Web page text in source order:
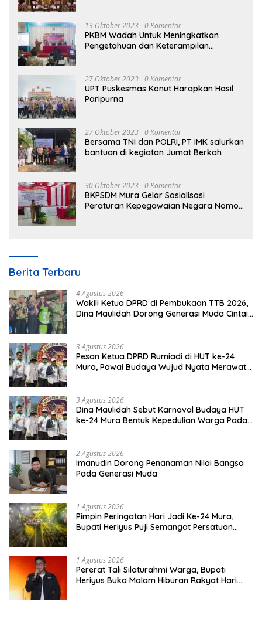
13 Oktober 2023 0 Komentar
PKBM Wadah Untuk Meningkatkan
Pengetahuan dan Keterampilan
27 Oktober 2023 0 Komentar
UPT Puskesmas Konut Harapkan Hasil
Paripurna
27 Oktober 2023 0 Komentar
Bersama TNI dan POLRI, PT IMK salurkan
bantuan di kegiatan Jumat Berkah
30 Oktober 2023 0 Komentar
BKPSDM Mura Gelar Sosialisasi
Peraturan Kepegawaian Negara Nomor
Berita Terbaru
4 Agustus 2026
Wakili Ketua DPRD di Pembukaan TTB 2026,
Dina Maulidah Dorong Generasi Muda Cintai
3 Agustus 2026
Pesan Ketua DPRD Rumiadi di HUT ke-24
Mura, Pawai Budaya Wujud Nyata Merawat
3 Agustus 2026
Dina Maulidah Sebut Karnaval Budaya HUT
ke-24 Mura Bentuk Kepedulian Warga Pada
2 Agustus 2026
Imanudin Dorong Penanaman Nilai Bangsa
Pada Generasi Muda
1 Agustus 2026
Pimpin Peringatan Hari Jadi Ke-24 Mura,
Bupati Heriyus Puji Semangat Persatuan
1 Agustus 2026
Pererat Tali Silaturahmi Warga, Bupati
Heriyus Buka Malam Hiburan Rakyat Hari